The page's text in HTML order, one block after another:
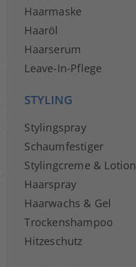
Haarmaske
Haaröl
Haarserum
Leave-In-Pflege
STYLING
Stylingspray
Schaumfestiger
Stylingcreme & Lotion
Haarspray
Haarwachs & Gel
Trockenshampoo
Hitzeschutz